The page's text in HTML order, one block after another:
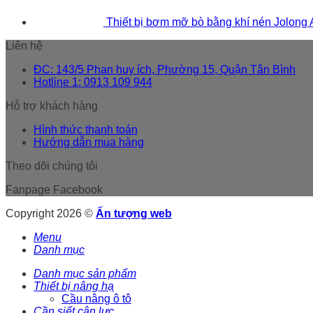
Thiết bị bơm mỡ bò bằng khí nén Jolong
Liên hệ
ĐC: 143/5 Phan huy ích, Phường 15, Quận Tân Bình
Hotline 1: 0913 109 944
Hỗ trợ khách hàng
Hình thức thanh toán
Hướng dẫn mua hàng
Theo dõi chúng tôi
Fanpage Facebook
Copyright 2026 © Ấn tượng web
Menu
Danh mục
Danh mục sản phẩm
Thiết bị nâng hạ
Cầu nâng ô tô